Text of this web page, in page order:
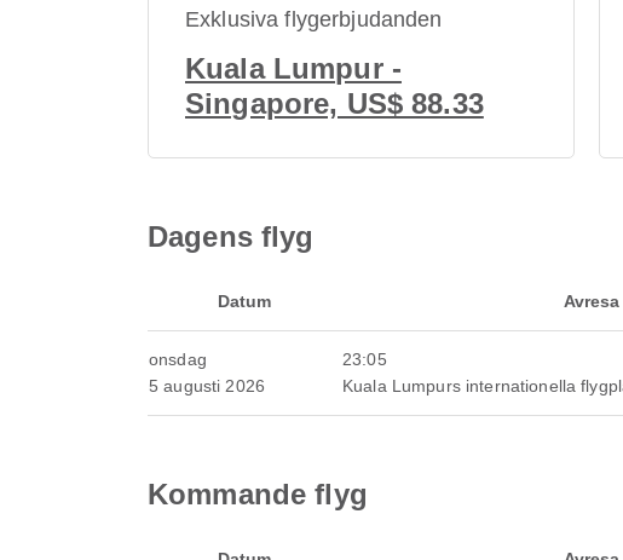
Exklusiva flygerbjudanden
Kuala Lumpur -
Singapore, US$ 88.33
Dagens flyg
Datum Avresa
onsdag
5 augusti 2026
23:05
Kuala Lumpurs internationella
Kommande flyg